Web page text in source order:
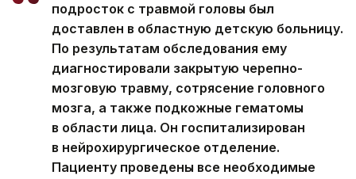
подросток с травмой головы был
доставлен в областную детскую больницу.
По результатам обследования ему
диагностировали закрытую черепно-
мозговую травму, сотрясение головного
мозга, а также подкожные гематомы
в области лица. Он госпитализирован
в нейрохирургическое отделение.
Пациенту проведены все необходимые